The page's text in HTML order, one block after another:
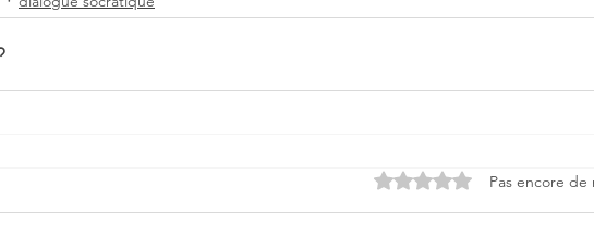
Noté 0 étoile sur 5.Pas encore de